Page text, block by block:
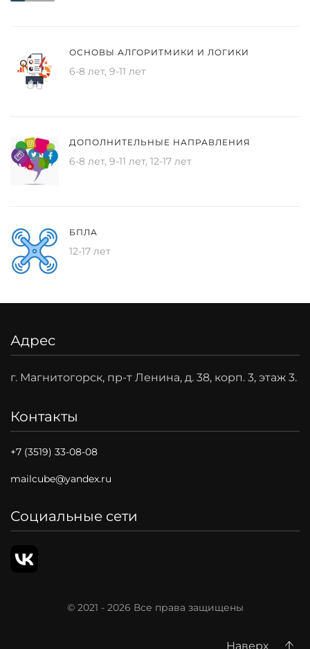
ОСНОВЫ АЛГОРИТМИКИ И ЛОГИКИ
6-8 лет, 9-11 лет
ДОПОЛНИТЕЛЬНЫЕ НАПРАВЛЕНИЯ
6-8 лет, 9-11 лет, 12-17 лет
БПЛА
12-17 лет
Адрес
г. Магнитогорск, пр-т Ленина, д. 38, корп. 3, этаж 3.
Контакты
+7 (3519) 33-08-08
mailcube@yandex.ru
Социальные сети
© 2021 - 2026 Все права защищены
Наверх